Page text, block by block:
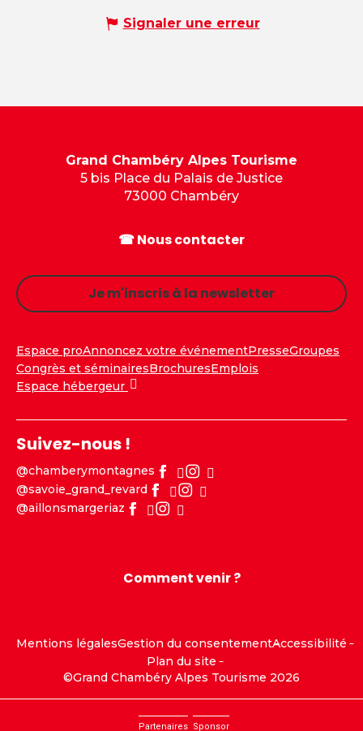
Signaler une erreur
Grand Chambéry Alpes Tourisme
5 bis Place du Palais de Justice
73000 Chambéry
☎ Nous contacter
Je m'inscris à la newsletter
Espace proAnnoncez votre événementPresseGroupes
Congrès et séminairesBrochuresEmplois
Espace hébergeur
Suivez-nous !
@chamberymontagnes
@savoie_grand_revard
@aillonsmargeriaz
Comment venir ?
Mentions légalesGestion du consentementAccessibilité
Plan du site
©Grand Chambéry Alpes Tourisme 2026
Partenaires Sponsor